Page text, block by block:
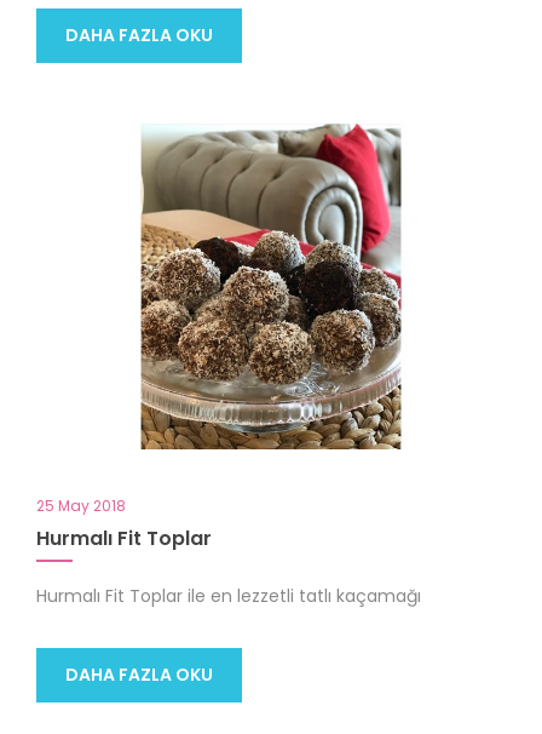
DAHA FAZLA OKU
25 May 2018
Hurmalı Fit Toplar
Hurmalı Fit Toplar ile en lezzetli tatlı kaçamağı
DAHA FAZLA OKU